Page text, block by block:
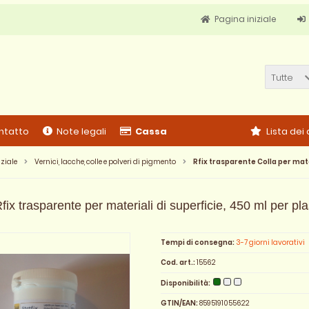
Pagina iniziale
Tutte
Note legali Cassa Lista dei
Vernici, lacche, colle e polveri di pigmento Rfix trasparente Colla per
trasparente per materiali di superficie, 450 ml per
Tempi di consegna: 3-7 giorni lavorativi
Cod. art.:15562
Disponibilità:
GTIN/EAN:8595191055622